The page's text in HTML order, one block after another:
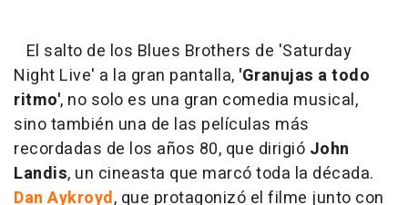
El salto de los Blues Brothers de 'Saturday
Night Live' a la gran pantalla, 'Granujas a todo
ritmo', no solo es una gran comedia musical,
sino también una de las películas más
recordadas de los años 80, que dirigió John
Landis, un cineasta que marcó toda la década.
Dan Aykroyd, que protagonizó el filme junto con